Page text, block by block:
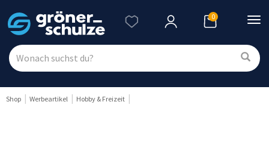
0
Shop Werbeartikel Hobby & Freizeit